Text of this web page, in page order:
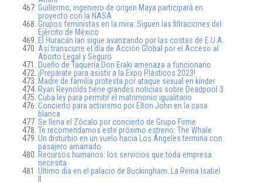
Guillermo, ingeniero de origen Maya participará en
proyecto con la NASA
Grupos feministas en la mira: Siguen las filtraciones del
Ejército de México
El Huracán Ian sigue avanzando por las costas de E.U.A.
Así transcurre el día de Acción Global por el Acceso al
Aborto Legal y Seguro
Dueño de Taquería Don Eraki amenaza a funcionario
¡Prepárate para asistir a la Expo Plásticos 2023!
Madre de familia protesta por ataque sexual en kínder
Ryan Reynolds tiene grandes noticias sobre Deadpool 3
Cuba ley para permitir el matrimonio igualitario
Concierto para activismo por Elton John en la casa
blanca
Se llena el Zócalo por concierto de Grupo Firme
Te recomendamos este próximo estreno: The Whale
Un disturbio en un vuelo hacia Los Ángeles termina con
pasajero amarrado
Recursos humanos: los servicios que toda empresa
necesita
Último día en el palacio de Buckingham: La Reina Isabel